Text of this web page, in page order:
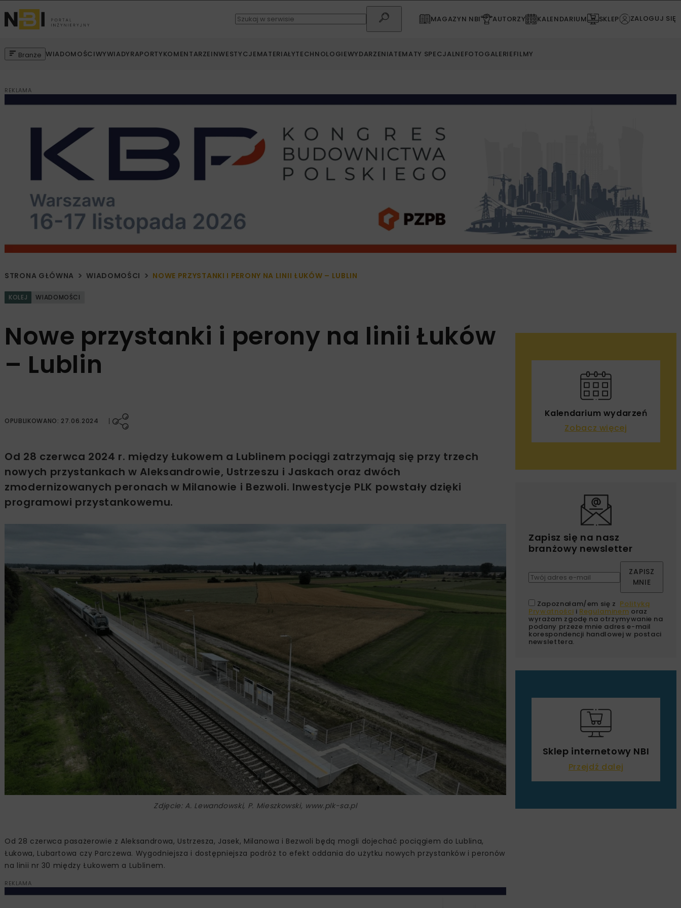
MAGAZYN NBI AUTORZY KALENDARIUM SKLEP ZALOGUJ SIĘ
Branże WIADOMOŚCIWYWIADYRAPORTYKOMENTARZEINWESTYCJEMATERIAŁYTECHNOLOGIEWYDARZENIATEMATY SPECJALNEFOTOGALERIEFILMY
REKLAMA
STRONA GŁÓWNA WIADOMOŚCI NOWE PRZYSTANKI I PERONY NA LINII ŁUKÓW – LUBLIN
KOLEJ WIADOMOŚCI
Nowe przystanki i perony na linii Łuków
– Lublin
OPUBLIKOWANO: 27.06.2024
Od 28 czerwca 2024 r. między Łukowem a Lublinem pociągi zatrzymają się przy trzech
nowych przystankach w Aleksandrowie, Ustrzeszu i Jaskach oraz dwóch
zmodernizowanych peronach w Milanowie i Bezwoli. Inwestycje PLK powstały dzięki
programowi przystankowemu.
Zdjęcie: A. Lewandowski, P. Mieszkowski, www.plk-sa.pl
Od 28 czerwca pasażerowie z Aleksandrowa, Ustrzesza, Jasek, Milanowa i Bezwoli będą mogli dojechać pociągiem do Lublina,
Łukowa, Lubartowa czy Parczewa. Wygodniejsza i dostępniejsza podróż to efekt oddania do użytku nowych przystanków i peronów
na linii nr 30 między Łukowem a Lublinem.
REKLAMA
Kalendarium wydarzeń
Zobacz więcej
Zapisz się na nasz
branżowy newsletter
ZAPISZ
MNIE
Zapoznałam/em się z Polityką
Prywatności i Regulaminem oraz
wyrażam zgodę na otrzymywanie na
podany przeze mnie adres e-mail
korespondencji handlowej w postaci
newslettera.
Sklep internetowy NBI
Przejdź dalej